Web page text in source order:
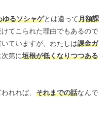
ゆるソシャゲとは違って月額課
てこられた理由でもあるので
ていますが、わたしは課金ガ
第に垣根が低くなりつつある
れれば、 それまでの話なんで